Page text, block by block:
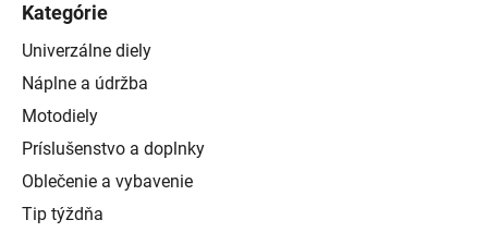
Kategórie
Univerzálne diely
Náplne a údržba
Motodiely
Príslušenstvo a doplnky
Oblečenie a vybavenie
Tip týždňa